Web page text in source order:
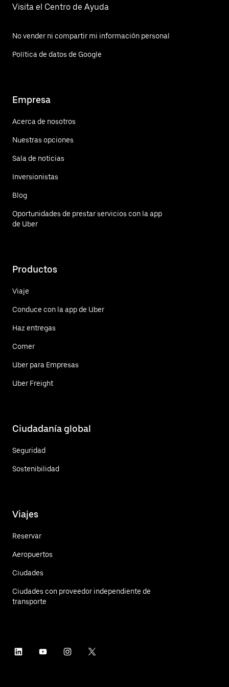
Visita el Centro de Ayuda
No vender ni compartir mi información personal
Política de datos de Google
Empresa
Acerca de nosotros
Nuestras opciones
Sala de noticias
Inversionistas
Blog
Oportunidades de prestar servicios con la app
de Uber
Productos
Viaje
Conduce con la app de Uber
Haz entregas
Comer
Uber para Empresas
Uber Freight
Ciudadanía global
Seguridad
Sostenibilidad
Viajes
Reservar
Aeropuertos
Ciudades
Ciudades con proveedor independiente de
transporte